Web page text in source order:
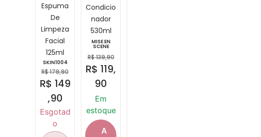
Espuma
De
Limpeza
Facial
125ml
SKIN1004
R$179,90
R$ 149
,90
Esgotad
o
Condicio
nador
530ml
MISE EN
SCENE
R$139,90
R$ 119,
90
Em
estoque
A